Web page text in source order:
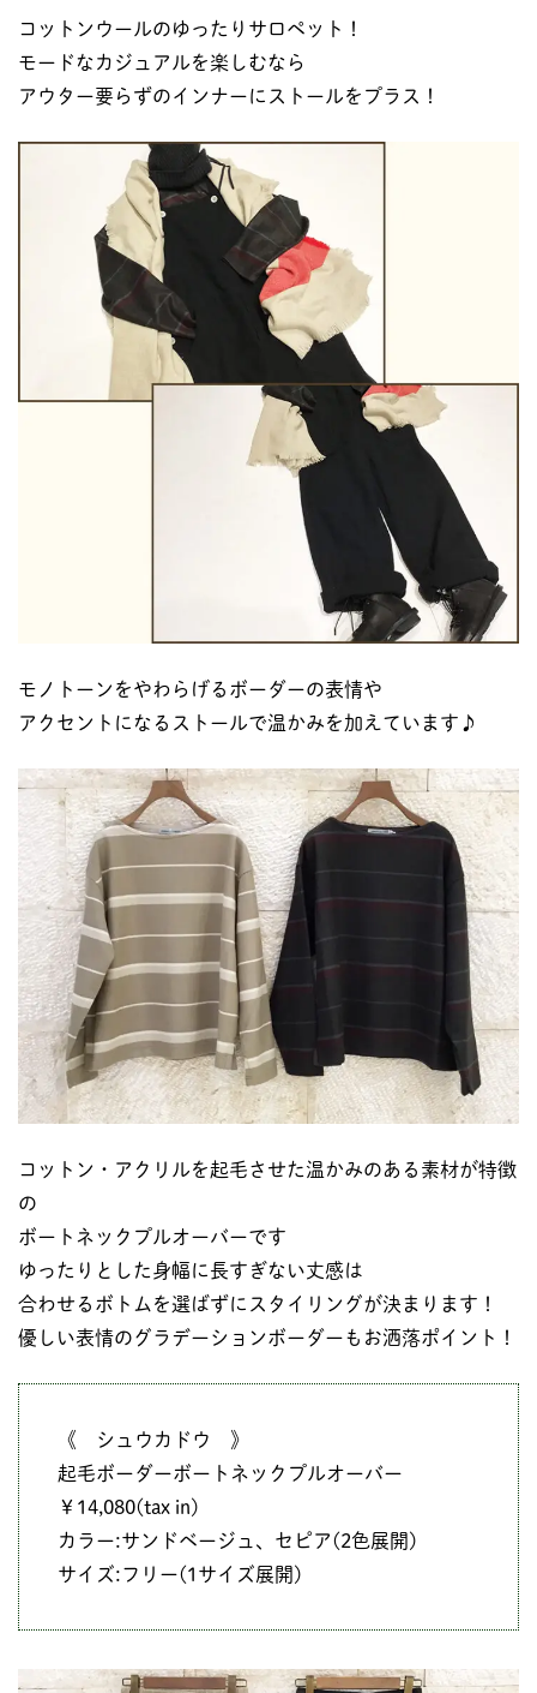
コットンウールのゆったりサロペット！
モードなカジュアルを楽しむなら
アウター要らずのインナーにストールをプラス！
モノトーンをやわらげるボーダーの表情や
アクセントになるストールで温かみを加えています♪
コットン・アクリルを起毛させた温かみのある素材が特徴
の
ボートネックプルオーバーです
ゆったりとした身幅に長すぎない丈感は
合わせるボトムを選ばずにスタイリングが決まります！
優しい表情のグラデーションボーダーもお洒落ポイント！
《 シュウカドウ 》
起毛ボーダーボートネックプルオーバー
￥14,080(tax in)
カラー:サンドベージュ、セピア(2色展開)
サイズ:フリー(1サイズ展開)